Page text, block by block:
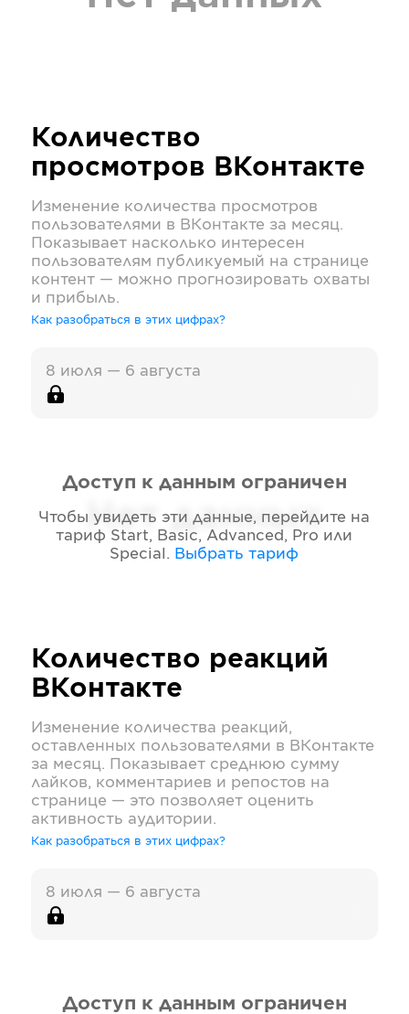
Количество
просмотров ВКонтакте
Изменение количества просмотров
пользователями в ВКонтакте за месяц.
Показывает насколько интересен
пользователям публикуемый на странице
контент — можно прогнозировать охваты
и прибыль.
Как разобраться в этих цифрах?
8 июля — 6 августа
Нет данных
Доступ к данным ограничен
Чтобы увидеть эти данные, перейдите на
тариф Start, Basic, Advanced, Pro или
Special . Выбрать тариф
Количество реакций
ВКонтакте
Изменение количества реакций,
оставленных пользователями в ВКонтакте
за месяц. Показывает среднюю сумму
лайков, комментариев и репостов на
странице — это позволяет оценить
активность аудитории.
Как разобраться в этих цифрах?
8 июля — 6 августа
Доступ к данным ограничен